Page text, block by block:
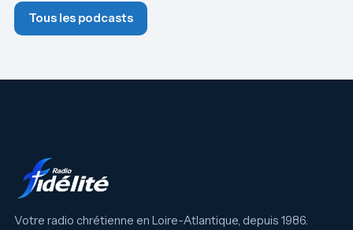
Tous les podcasts
Votre radio chrétienne en Loire-Atlantique, depuis 1986.